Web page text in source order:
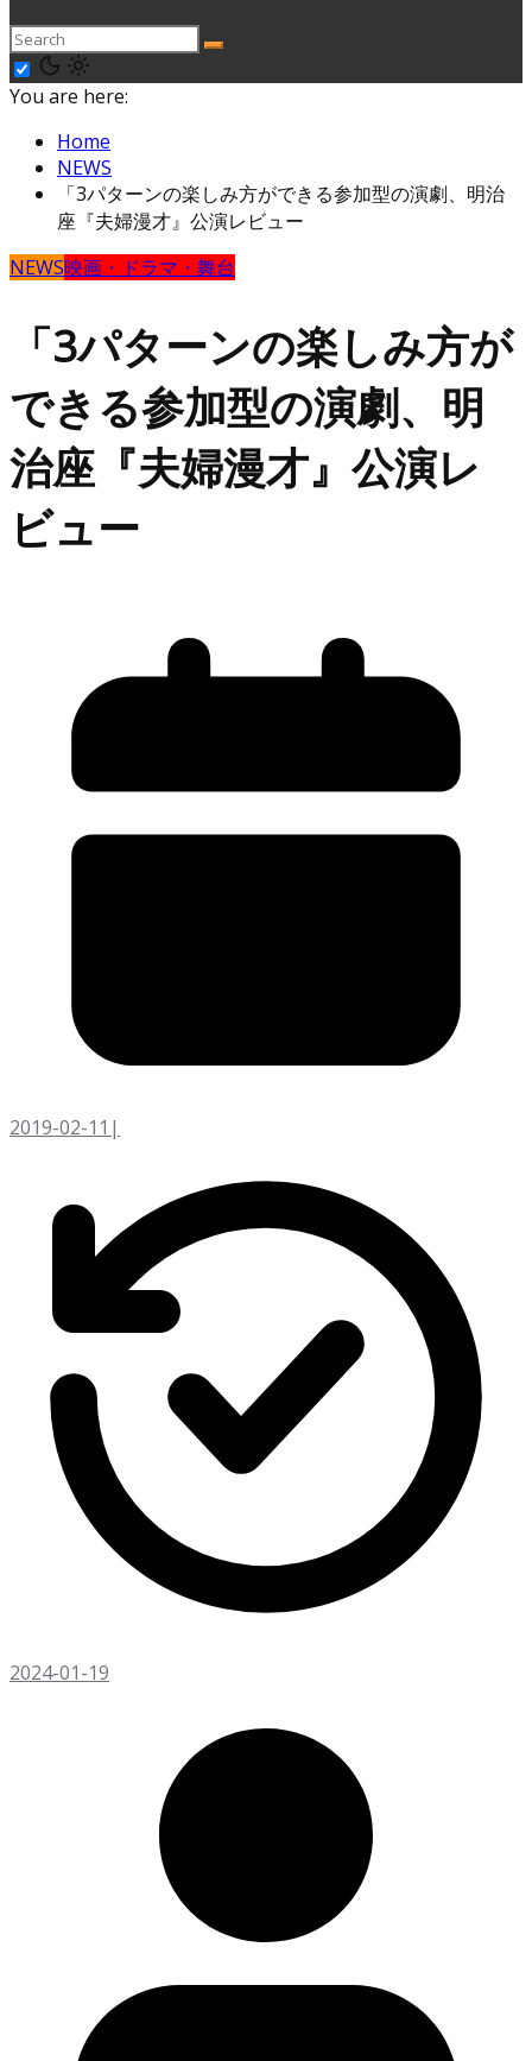
You are here:
Home
NEWS
「3パターンの楽しみ方ができる参加型の演劇、明治
座『夫婦漫才』公演レビュー
NEWS映画・ドラマ・舞台
「3パターンの楽しみ方が
できる参加型の演劇、明
治座『夫婦漫才』公演レ
ビュー
2019-02-11 |
2024-01-19